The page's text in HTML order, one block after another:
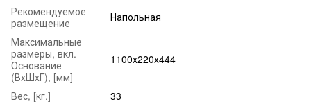
Рекомендуемое
размещение
Напольная
Максимальные
размеры, вкл.
Основание
(ВxШxГ), [мм]
1100x220x444
Вес, [кг.]
33